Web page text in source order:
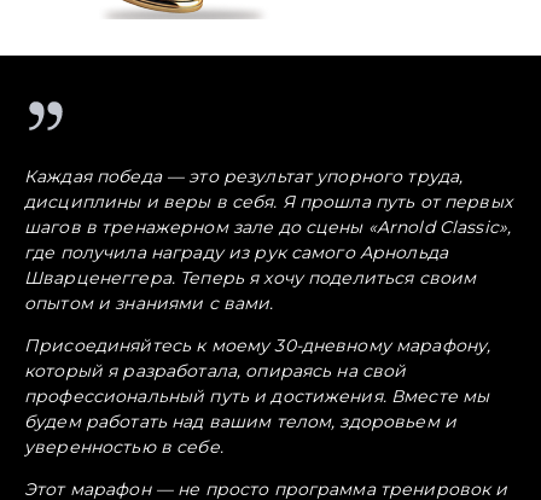
Каждая победа — это результат упорного труда,
дисциплины и веры в себя. Я прошла путь от первых
шагов в тренажерном зале до сцены «Arnold Classic»,
где получила награду из рук самого Арнольда
Шварценеггера. Теперь я хочу поделиться своим
опытом и знаниями с вами.
Присоединяйтесь к моему 30-дневному марафону,
который я разработала, опираясь на свой
профессиональный путь и достижения. Вместе мы
будем работать над вашим телом, здоровьем и
уверенностью в себе.
Этот марафон — не просто программа тренировок и